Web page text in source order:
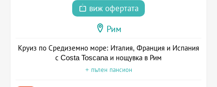
виж офертата
Рим
Круиз по Средиземно море: Италия, Франция и Испания
с Costa Toscana и нощувка в Рим
+ пълен пансион